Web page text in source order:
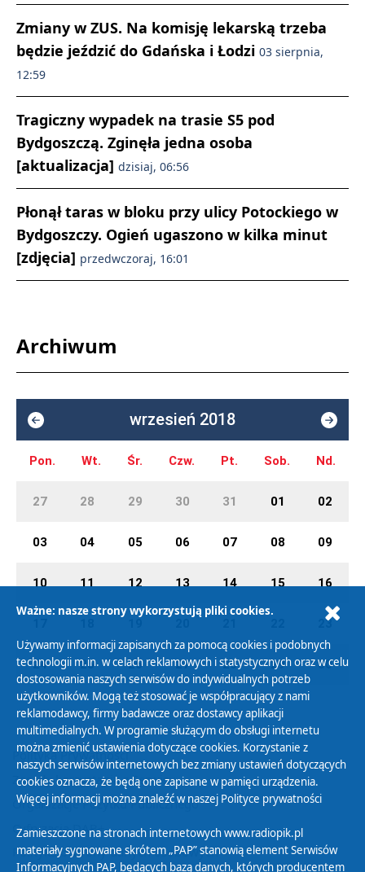
Zmiany w ZUS. Na komisję lekarską trzeba
będzie jeździć do Gdańska i Łodzi 03 sierpnia,
12:59
Tragiczny wypadek na trasie S5 pod
Bydgoszczą. Zginęła jedna osoba
[aktualizacja] dzisiaj, 06:56
Płonął taras w bloku przy ulicy Potockiego w
Bydgoszczy. Ogień ugaszono w kilka minut
[zdjęcia] przedwczoraj, 16:01
Archiwum
wrzesień 2018
Pon. Wt. Śr. Czw. Pt. Sob. Nd.
27 28 29 30 31 01 02
03 04 05 06 07 08 09
10 11 12 13 14 15 16
23
24 25 26 27 28 29 30
Polityka Prywatności
Zasady korzystania z Serwisu
Organizacje Pożytku Publicznego
Cyfryzacja DAB+
Polityka ochrony danych osobowych
Ważne: nasze strony wykorzystują pliki cookies.
Używamy informacji zapisanych za pomocą cookies i podobnych
technologii m.in. w celach reklamowych i statystycznych oraz w celu
dostosowania naszych serwisów do indywidualnych potrzeb
użytkowników. Mogą też stosować je współpracujący z nami
reklamodawcy, firmy badawcze oraz dostawcy aplikacji
multimedialnych. W programie służącym do obsługi internetu
można zmienić ustawienia dotyczące cookies. Korzystanie z
naszych serwisów internetowych bez zmiany ustawień dotyczących
cookies oznacza, że będą one zapisane w pamięci urządzenia.
Więcej informacji można znaleźć w naszej Polityce prywatności
Zamieszczone na stronach internetowych www.radiopik.pl
materiały sygnowane skrótem „PAP” stanowią element Serwisów
Informacyjnych PAP, będących bazą danych, których producentem